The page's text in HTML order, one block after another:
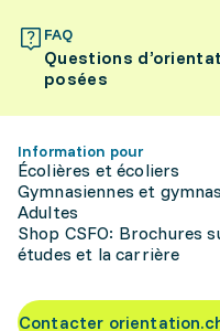
FAQ
Questions
posées
Information pour
Écolières et écoliers
Gymnasiennes et
Adultes
Shop CSFO: Brochures
études et la carrière
Contacter